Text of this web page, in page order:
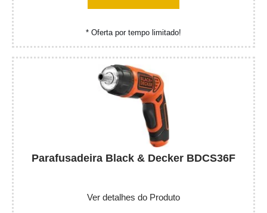
Parafusadeira Black & Decker BDCS36F
Ver detalhes do Produto
* Oferta por tempo limitado!